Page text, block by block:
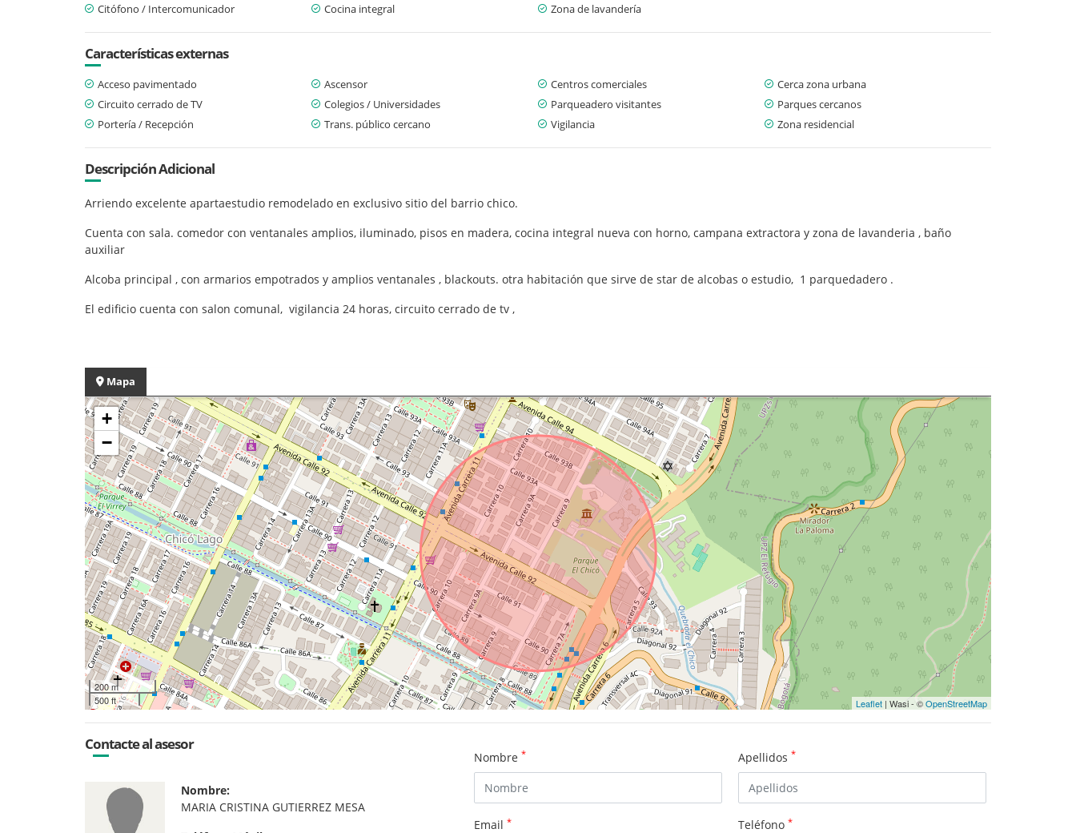
Citófono / Intercomunicador
Cocina integral Zona de lavandería
Características externas
Acceso pavimentado Ascensor Centros comerciales
Cerca zona urbana
Circuito cerrado de TV
Colegios / Universidades Parqueadero visitantes
Parques cercanos
Portería / Recepción
Trans. público cercano Vigilancia Zona residencial
Descripción Adicional
Arriendo excelente apartaestudio remodelado en exclusivo sitio del barrio chico.
Cuenta con sala. comedor con ventanales amplios, iluminado, pisos en madera, cocina integral nueva con horno, campana extractora y zona de lavanderia , baño
auxiliar
Alcoba principal , con armarios empotrados y amplios ventanales , blackouts. otra habitación que sirve de star de alcobas o estudio, 1 parquedadero .
El edificio cuenta con salon comunal, vigilancia 24 horas, circuito cerrado de tv ,
Mapa
+
−
200 m
500 ft
Leaflet | Wasi - ©OpenStreetMap
Contacte al asesor
Nombre:
MARIA CRISTINA GUTIERREZ MESA
Nombre * Apellidos *
Email * Teléfono *